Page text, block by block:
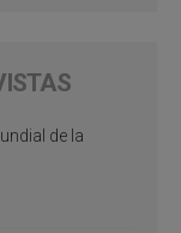
de la